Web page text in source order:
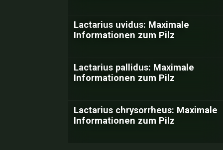
Lactarius uvidus: Maximale
Informationen zum Pilz
Lactarius pallidus: Maximale
Informationen zum Pilz
Lactarius chrysorrheus: Maximale
Informationen zum Pilz